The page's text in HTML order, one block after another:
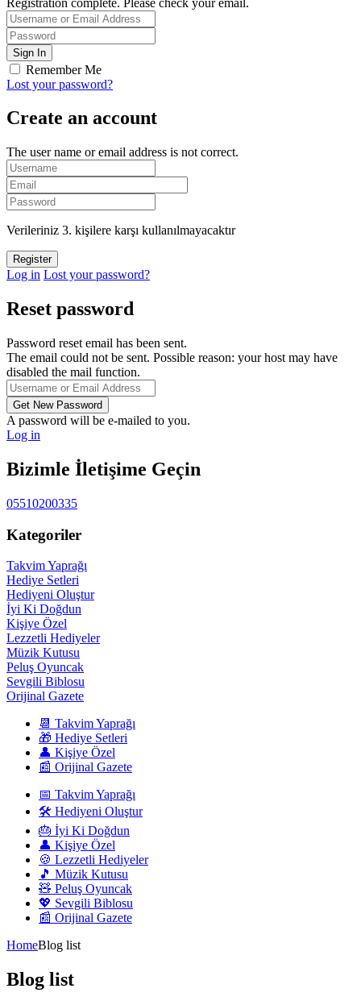
Remember Me
Lost your password?
Create an account
The user name or email address is not correct.
Verileriniz 3. kişilere karşı kullanılmayacaktır
Log in Lost your password?
Reset password
Password reset email has been sent.
The email could not be sent. Possible reason: your host may have
disabled the mail function.
A password will be e-mailed to you.
Log in
Bizimle İletişime Geçin
05510200335
Kategoriler
Takvim Yaprağı
Hediye Setleri
Hediyeni Oluştur
İyi Ki Doğdun
Kişiye Özel
Lezzetli Hediyeler
Müzik Kutusu
Peluş Oyuncak
Sevgili Biblosu
Orijinal Gazete
📆 Takvim Yaprağı
🎁 Hediye Setleri
👤 Kişiye Özel
📰 Orijinal Gazete
📅 Takvim Yaprağı
🛠️ Hediyeni Oluştur
🎂 İyi Ki Doğdun
👤 Kişiye Özel
🍪 Lezzetli Hediyeler
🎵 Müzik Kutusu
🧸 Peluş Oyuncak
💖 Sevgili Biblosu
📰 Orijinal Gazete
HomeBlog list
Blog list